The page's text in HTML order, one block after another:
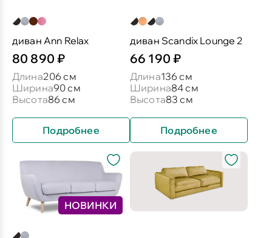
диван Ann Relax
80 890 ₽
Длина206 см
Ширина90 см
Высота86 см
Подробнее
диван Scandix Lounge 2
66 190 ₽
Длина136 см
Ширина84 см
Высота83 см
Подробнее
НОВИНКИ